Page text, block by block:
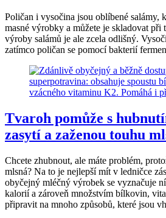
Poličan i vysočina jsou oblíbené salámy,
masné výrobky a můžete je skladovat při
výroby salámů je ale zcela odlišný.
zatímco poličan se pomocí bakterií
Tvaroh pomůže s
zasytí a zaženou touhu
Chcete zhubnout, ale máte problém,
mlsná? Na to je nejlepší mít v ledničce
obyčejný mléčný výrobek se vyznačuje
kalorií a zároveň množstvím bílkovin,
připravit na mnoho způsobů, které jsou